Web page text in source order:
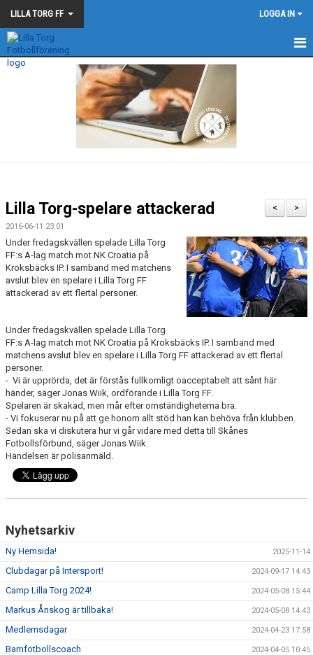
LILLA TORG FF LOGGA IN
LILLA TORG FF
>
<
Lilla Torg-spelare attackerad
2016-06-11 23:01
Under fredagskvällen spelade Lilla Torg
FF:s A-lag match mot NK Croatia på
Kroksbäcks IP. I samband med matchens
avslut blev en spelare i Lilla Torg FF
attackerad av ett flertal personer.
Under fredagskvällen spelade Lilla Torg
FF:s A-lag match mot NK Croatia på Kroksbäcks IP. I samband med
matchens avslut blev en spelare i Lilla Torg FF attackerad av ett flertal
personer.
- Vi är upprörda, det är förstås fullkomligt oacceptabelt att sånt här
händer, säger Jonas Wiik, ordförande i Lilla Torg FF.
Spelaren är skakad, men mår efter omständigheterna bra.
- Vi fokuserar nu på att ge honom allt stöd han kan behöva från klubben.
Sedan ska vi diskutera hur vi går vidare med detta till Skånes
Fotbollsförbund, säger Jonas Wiik.
Händelsen är polisanmäld.
Nyhetsarkiv
Ny Hemsida! 2025-11-14
Clubdagar på Intersport! 2024-09-17 14:43
Camp Lilla Torg 2024! 2024-05-08 15:44
Markus Ånskog är tillbaka! 2024-05-08 14:43
Medlemsdagar 2024-04-23 17:58
Barnfotbollscoach 2024-04-05 10:45